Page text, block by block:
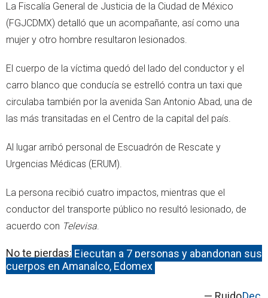
La Fiscalía General de Justicia de la Ciudad de México
(FGJCDMX) detalló que un acompañante, así como una
mujer y otro hombre resultaron lesionados.
El cuerpo de la víctima quedó del lado del conductor y el
carro blanco que conducía se estrelló contra un taxi que
circulaba también por la avenida San Antonio Abad, una de
las más transitadas en el Centro de la capital del país.
Al lugar arribó personal de Escuadrón de Rescate y
Urgencias Médicas (ERUM).
La persona recibió cuatro impactos, mientras que el
conductor del transporte público no resultó lesionado, de
acuerdo con Televisa.
No te pierdas: Ejecutan a 7 personas y abandonan sus
cuerpos en Amanalco, Edomex